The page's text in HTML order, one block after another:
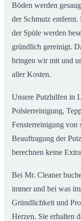
Böden werden
der Schmutz
der Spüle werden
gründlich gereinigt.
bringen wir mit und
aller Kosten.
Unsere Putzhilfen in
Polsterreinigung,
Fensterreinigung von
Beauftragung der
berechnen keine
Bei Mr. Cleaner
immer und bei was
Gründlichkeit und
Herzen. Sie erhalten